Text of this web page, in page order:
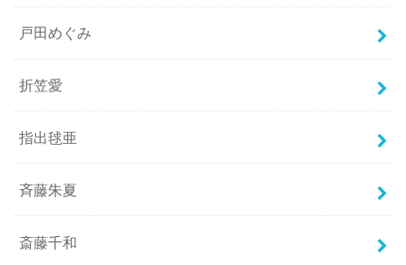
戸田めぐみ
折笠愛
指出毬亜
斉藤朱夏
斎藤千和